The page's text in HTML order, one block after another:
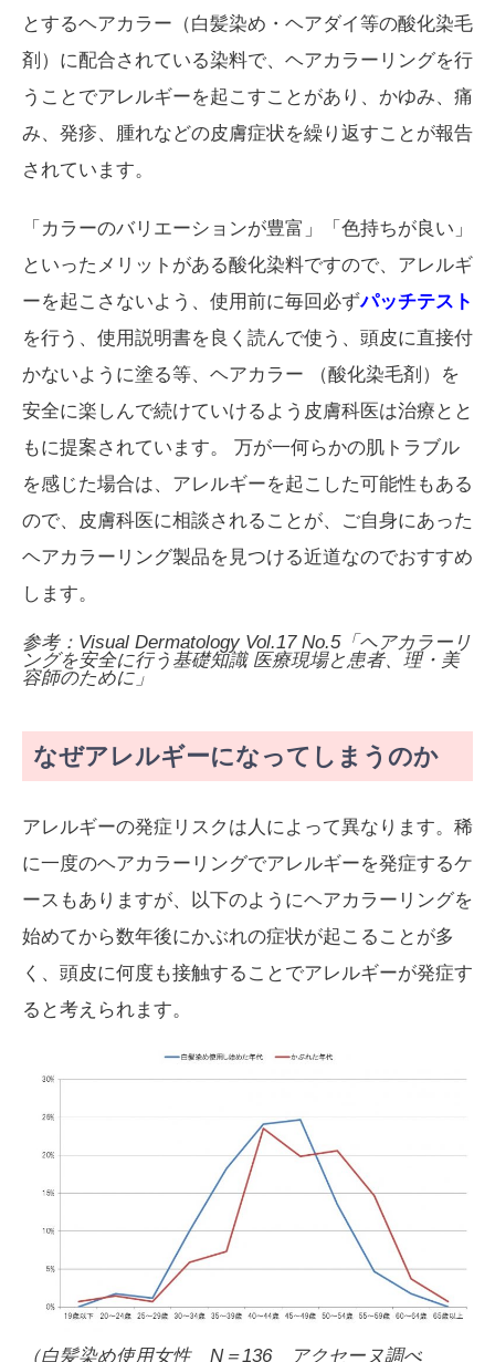
とするヘアカラー（白髪染め・ヘアダイ等の酸化染毛
剤）に配合されている染料で、ヘアカラーリングを行
うことでアレルギーを起こすことがあり、かゆみ、痛
み、発疹、腫れなどの皮膚症状を繰り返すことが報告
されています。
「カラーのバリエーションが豊富」「色持ちが良い」
といったメリットがある酸化染料ですので、アレルギ
ーを起こさないよう、使用前に毎回必ずパッチテスト
を行う、使用説明書を良く読んで使う、頭皮に直接付
かないように塗る等、ヘアカラー （酸化染毛剤）を
安全に楽しんで続けていけるよう皮膚科医は治療とと
もに提案されています。 万が一何らかの肌トラブル
を感じた場合は、アレルギーを起こした可能性もある
ので、皮膚科医に相談されることが、ご自身にあった
ヘアカラーリング製品を見つける近道なのでおすすめ
します。
参考：Visual Dermatology Vol.17 No.5「ヘアカラーリ
ングを安全に行う基礎知識 医療現場と患者、理・美
容師のために」
なぜアレルギーになってしまうのか
アレルギーの発症リスクは人によって異なります。稀
に一度のヘアカラーリングでアレルギーを発症するケ
ースもありますが、以下のようにヘアカラーリングを
始めてから数年後にかぶれの症状が起こることが多
く、頭皮に何度も接触することでアレルギーが発症す
ると考えられます。
（白髪染め使用女性 N＝136 アクセーヌ調べ